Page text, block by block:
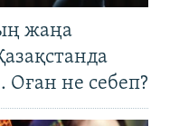
жаңа
Оған не себеп?